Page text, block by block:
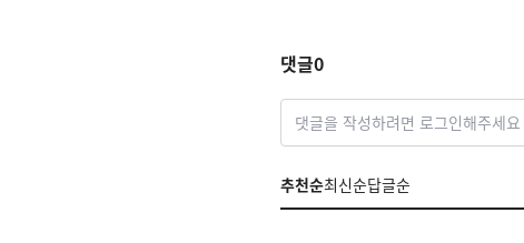
댓글0
댓글을 작성하려면 로그인해주세요
추천순최신순답글순